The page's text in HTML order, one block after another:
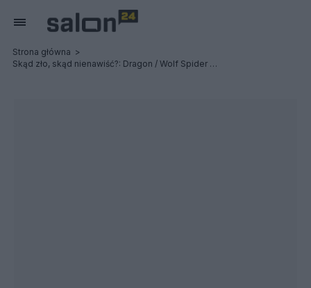
Strona główna
Skąd zło, skąd nienawiść?: Dragon / Wolf Spider - Relacja